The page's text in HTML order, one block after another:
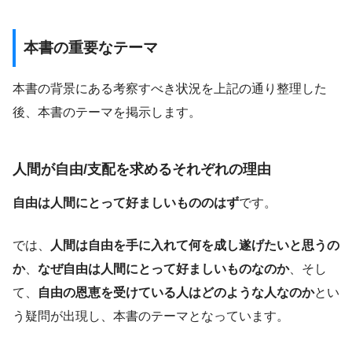
本書の重要なテーマ
本書の背景にある考察すべき状況を上記の通り整理した
後、本書のテーマを掲示します。
人間が自由/支配を求めるそれぞれの理由
自由は人間にとって好ましいもののはずです。
では、
人間は自由を手に入れて何を成し遂げたいと思うの
か、 なぜ自由は人間にとって好ましいものなのか、そし
て、
自由の恩恵を受けている人はどのような人なのかとい
う疑問が出現し、本書のテーマとなっています。